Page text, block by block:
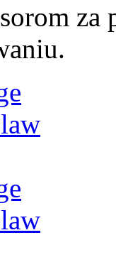
za